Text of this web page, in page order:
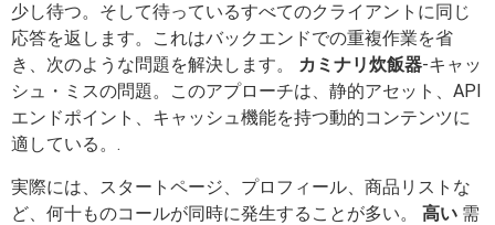
少し待つ。そして待っているすべてのクライアントに同じ
応答を返します。これはバックエンドでの重複作業を省
き、次のような問題を解決します。 カミナリ炊飯器-キャッ
シュ・ミスの問題。このアプローチは、静的アセット、API
エンドポイント、キャッシュ機能を持つ動的コンテンツに
適している。.
実際には、スタートページ、プロフィール、商品リストな
ど、何十ものコールが同時に発生することが多い。 高い 需